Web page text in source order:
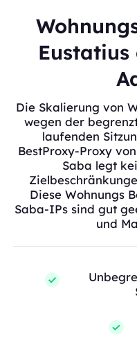
Die Skalierung von
wegen der
laufenden
BestProxy-Proxy
Saba legt
Diese Wohnungs
Saba-IPs sind gut
und